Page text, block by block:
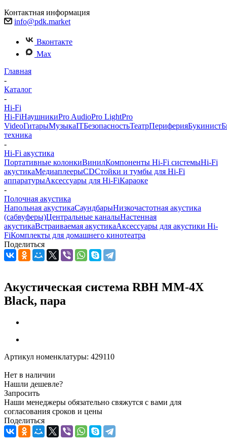
Контактная информация
info@pdk.market
Вконтакте
Max
Главная
-
Каталог
-
Hi-Fi
Hi-FiНаушникиPro AudioPro LightPro
VideoГитарыМузыкаITБезопасностьТеатрПериферияБукинист
техника
-
Hi-Fi акустика
Портативные колонкиВинилКомпоненты Hi-Fi системыHi-Fi
акустикаМедиаплеерыCDСтойки и тумбы для Hi-Fi
аппаратурыАксессуары для Hi-FiКараоке
-
Полочная акустика
Напольная акустикаСаундбарыНизкочастотная акустика
(сабвуферы)Центральные каналыНастенная
акустикаВстраиваемая акустикаАксессуары для акустики Hi-
FiКомплекты для домашнего кинотеатра
Поделиться
Акустическая система RBH MM-4X
Black, пара
Артикул номенклатуры: 429110
Нет в наличии
Нашли дешевле?
Запросить
Наши менеджеры обязательно свяжутся с вами для
согласования сроков и цены
Поделиться